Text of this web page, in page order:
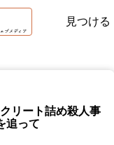
見つける
リート詰め殺人事
追って